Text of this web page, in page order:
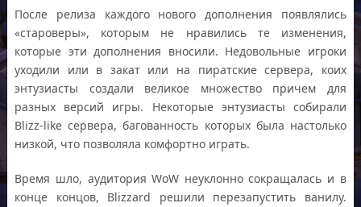
После релиза каждого нового дополнения появлялись
«староверы», которым не нравились те изменения,
которые эти дополнения вносили. Недовольные игроки
уходили или в закат или на пиратские сервера, коих
энтузиасты создали великое множество причем для
разных версий игры. Некоторые энтузиасты собирали
Blizz-like сервера, багованность которых была настолько
низкой, что позволяла комфортно играть.
Время шло, аудитория WoW неуклонно сокращалась и в
конце концов, Blizzard решили перезапустить ванилу.